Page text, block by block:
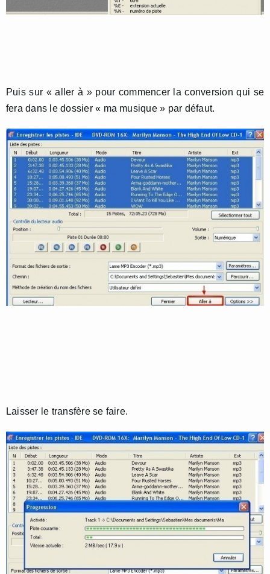
Puis sur « aller à » pour commencer la conversion qui se
fera dans le dossier « ma musique » par défaut.
Laisser le transfère se faire.